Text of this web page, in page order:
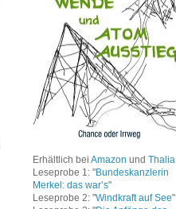
Erhältlich bei Amazon und Thalia
Leseprobe 1: "Bundeskanzlerin
Merkel: das war’s"
Leseprobe 2: "Windkraft auf See"